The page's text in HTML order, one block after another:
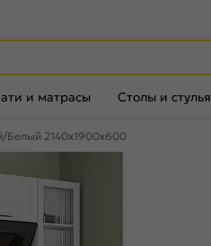
и матрасы Столы и стулья
Белый 2140x1900x600